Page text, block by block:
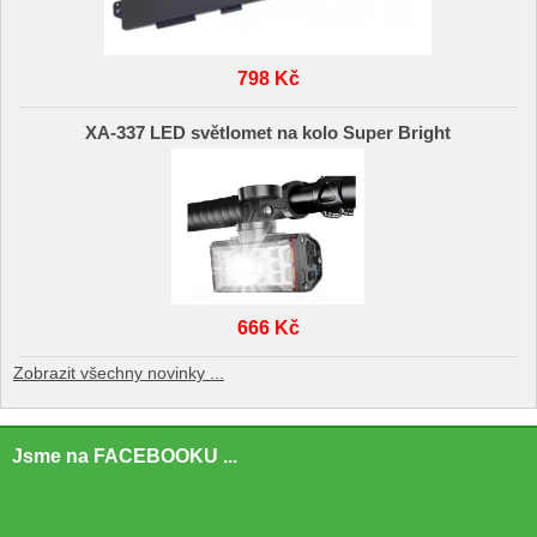
798 Kč
XA-337 LED světlomet na kolo Super Bright
666 Kč
Zobrazit všechny novinky ...
Jsme na FACEBOOKU ...